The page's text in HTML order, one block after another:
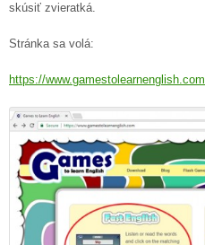
skúsiť zvieratká.
Stránka sa volá:
https://www.gamestolearnenglish.com